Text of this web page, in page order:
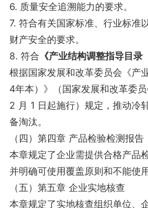
6. 质量安全追溯能力的要求。
7. 符合有关国家标准、行业标准
财产安全的要求。
8. 符合 《产业结构调整指导目
根据国家发展和改革委员会《产
4年本）》（国家发展和改革委
2 月 1 日起施行）规定，推动冷
备淘汰。
（四）第四章 产品检验检测报告
本章规定了企业需提供合格产品
并明确可使用覆盖原则和不能使
（五）第五章 企业实地核查
本章规定了实地核查组织单位、